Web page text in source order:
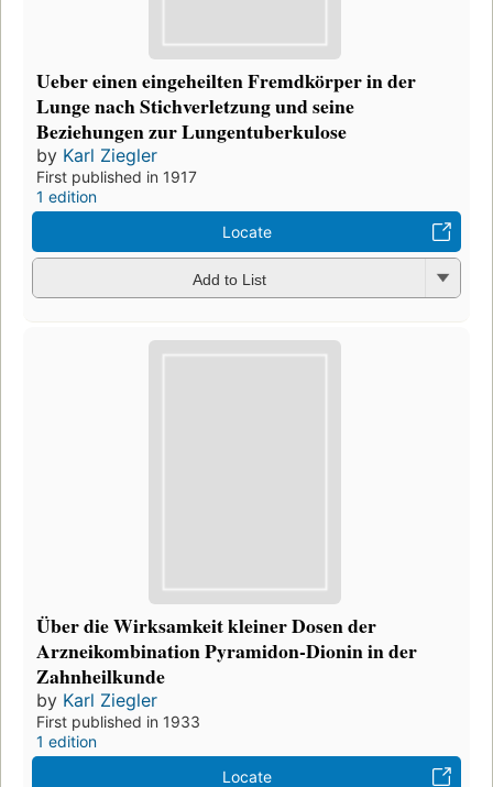
Ueber einen eingeheilten Fremdkörper in der
Lunge nach Stichverletzung und seine
Beziehungen zur Lungentuberkulose
by Karl Ziegler
First published in 1917
1 edition
Locate
Add to List
Über die Wirksamkeit kleiner Dosen der
Arzneikombination Pyramidon-Dionin in der
Zahnheilkunde
by Karl Ziegler
First published in 1933
1 edition
Locate